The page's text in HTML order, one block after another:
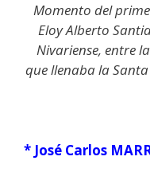
Momento del
Eloy Alberto
Nivariense, entre
que llenaba la
* José Carlos